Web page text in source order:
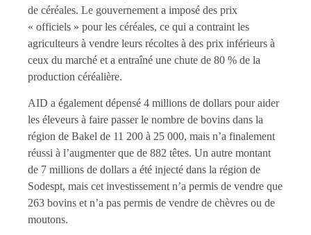
de céréales. Le gouvernement a imposé des prix
« officiels » pour les céréales, ce qui a contraint les
agriculteurs à vendre leurs récoltes à des prix inférieurs à
ceux du marché et a entraîné une chute de 80 % de la
production céréalière.
AID a également dépensé 4 millions de dollars pour aider
les éleveurs à faire passer le nombre de bovins dans la
région de Bakel de 11 200 à 25 000, mais n’a finalement
réussi à l’augmenter que de 882 têtes. Un autre montant
de 7 millions de dollars a été injecté dans la région de
Sodespt, mais cet investissement n’a permis de vendre que
263 bovins et n’a pas permis de vendre de chèvres ou de
moutons.